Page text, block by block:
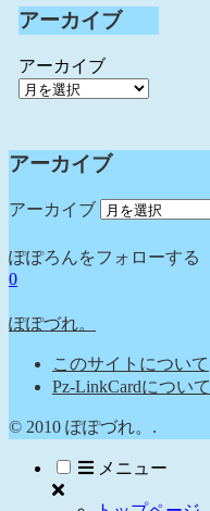
アーカイブ
アーカイブ
アーカイブ
アーカイブ
ぽぽろんをフォローする
0
ぽぽづれ。
このサイトについて
Pz-LinkCardについて
© 2010 ぽぽづれ。.
メニュー